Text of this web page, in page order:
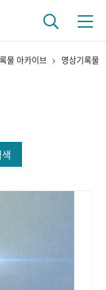
구자들
영상 기록물
물 아카이브 영상기록물